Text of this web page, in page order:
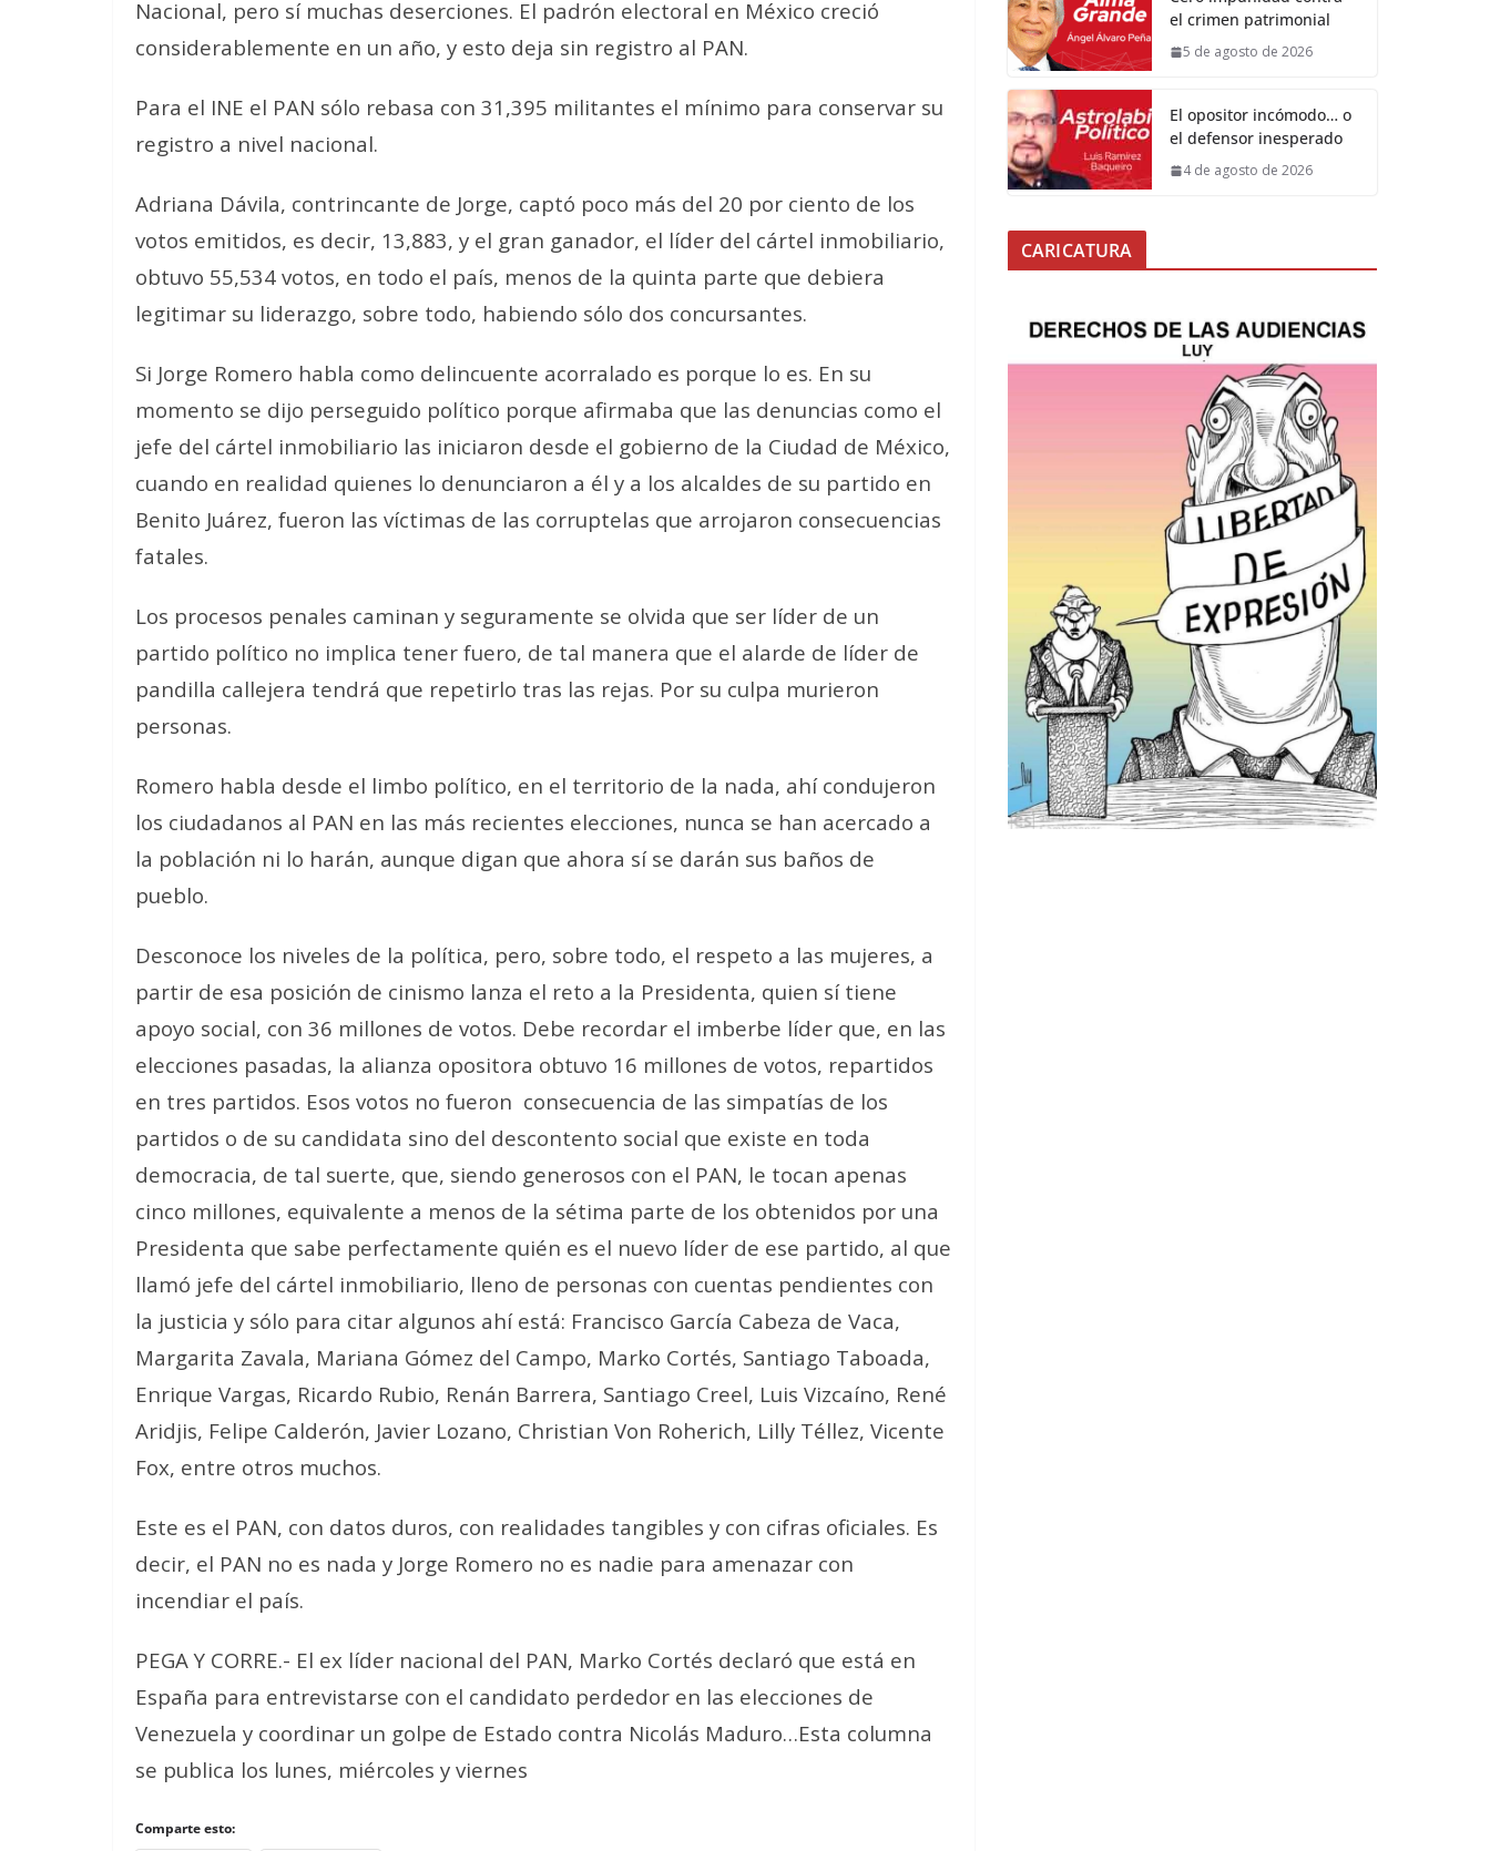
Nacional, pero sí muchas deserciones. El padrón electoral en México creció
considerablemente en un año, y esto deja sin registro al PAN.
Para el INE el PAN sólo rebasa con 31,395 militantes el mínimo para conservar su
registro a nivel nacional.
Adriana Dávila, contrincante de Jorge, captó poco más del 20 por ciento de los
votos emitidos, es decir, 13,883, y el gran ganador, el líder del cártel inmobiliario,
obtuvo 55,534 votos, en todo el país, menos de la quinta parte que debiera
legitimar su liderazgo, sobre todo, habiendo sólo dos concursantes.
Si Jorge Romero habla como delincuente acorralado es porque lo es. En su
momento se dijo perseguido político porque afirmaba que las denuncias como el
jefe del cártel inmobiliario las iniciaron desde el gobierno de la Ciudad de México,
cuando en realidad quienes lo denunciaron a él y a los alcaldes de su partido en
Benito Juárez, fueron las víctimas de las corruptelas que arrojaron consecuencias
fatales.
Los procesos penales caminan y seguramente se olvida que ser líder de un
partido político no implica tener fuero, de tal manera que el alarde de líder de
pandilla callejera tendrá que repetirlo tras las rejas. Por su culpa murieron
personas.
Romero habla desde el limbo político, en el territorio de la nada, ahí condujeron
los ciudadanos al PAN en las más recientes elecciones, nunca se han acercado a
la población ni lo harán, aunque digan que ahora sí se darán sus baños de
pueblo.
Desconoce los niveles de la política, pero, sobre todo, el respeto a las mujeres, a
partir de esa posición de cinismo lanza el reto a la Presidenta, quien sí tiene
apoyo social, con 36 millones de votos. Debe recordar el imberbe líder que, en las
elecciones pasadas, la alianza opositora obtuvo 16 millones de votos, repartidos
en tres partidos. Esos votos no fueron consecuencia de las simpatías de los
partidos o de su candidata sino del descontento social que existe en toda
democracia, de tal suerte, que, siendo generosos con el PAN, le tocan apenas
cinco millones, equivalente a menos de la sétima parte de los obtenidos por una
Presidenta que sabe perfectamente quién es el nuevo líder de ese partido, al que
llamó jefe del cártel inmobiliario, lleno de personas con cuentas pendientes con
la justicia y sólo para citar algunos ahí está: Francisco García Cabeza de Vaca,
Margarita Zavala, Mariana Gómez del Campo, Marko Cortés, Santiago Taboada,
Enrique Vargas, Ricardo Rubio, Renán Barrera, Santiago Creel, Luis Vizcaíno, René
Aridjis, Felipe Calderón, Javier Lozano, Christian Von Roherich, Lilly Téllez, Vicente
Fox, entre otros muchos.
Este es el PAN, con datos duros, con realidades tangibles y con cifras oficiales. Es
decir, el PAN no es nada y Jorge Romero no es nadie para amenazar con
incendiar el país.
PEGA Y CORRE.- El ex líder nacional del PAN, Marko Cortés declaró que está en
España para entrevistarse con el candidato perdedor en las elecciones de
Venezuela y coordinar un golpe de Estado contra Nicolás Maduro…Esta columna
se publica los lunes, miércoles y viernes
Comparte esto:
el crimen patrimonial
5 de agosto de 2026
El opositor incómodo… o
el defensor inesperado
4 de agosto de 2026
CARICATURA